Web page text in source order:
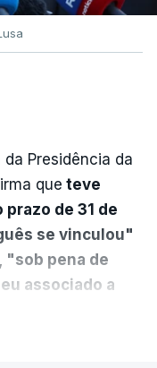
da Presidência da
que teve
de 31 de
se vinculou"
"sob pena de
associado a